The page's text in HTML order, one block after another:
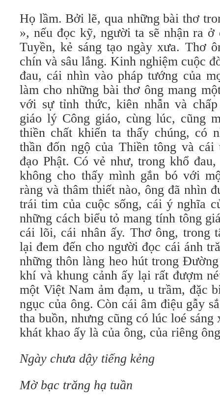
Họ lầm. Bởi lẽ, qua những bài thơ
», nếu đọc kỹ, người ta sẽ nhận ra
Tuyền, kẻ sáng tạo ngày xưa. Thơ
chín và sâu lắng. Kinh nghiệm cuộc
đau, cái nhìn vào pháp tướng của
làm cho những bài thơ ông mang
với sự tỉnh thức, kiên nhẫn và
giáo lý Công giáo, cùng lúc, cũng
thiền chất khiến ta thấy chúng, có
thần đốn ngộ của Thiền tông và cái
đạo Phật. Có vẻ như, trong khổ
không cho thấy mình gắn bó với
ràng và thâm thiết nào, ông đã nhìn
trái tim của cuộc sống, cái ý nghĩa
những cách biểu tỏ mang tính tông
cái lõi, cái nhân ấy. Thơ ông, trong
lại đem đến cho người đọc cái ánh
những thôn làng heo hút trong
khí và khung cảnh ấy lại rất đượm
một Việt Nam ảm đạm, u trầm, đặc
ngục của ông. Còn cái âm điệu gẫy
tha buồn, nhưng cũng có lúc loé sáng
khát khao ấy là của ông, của riêng
Ngày chưa dậy tiếng kẻng
Mờ bạc trăng hạ tuần